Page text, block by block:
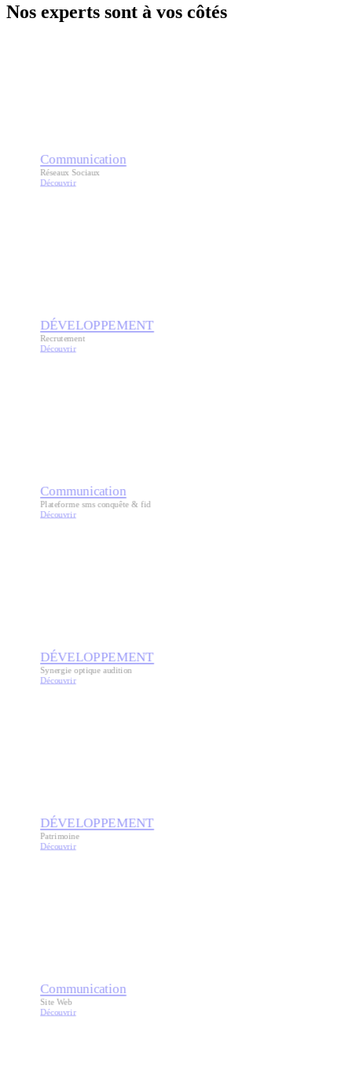
Nos experts sont à vos côtés
Communication
Réseaux Sociaux
Découvrir
DÉVELOPPEMENT
Recrutement
Découvrir
Communication
Plateforme sms conquête & fid
Découvrir
DÉVELOPPEMENT
Synergie optique audition
Découvrir
DÉVELOPPEMENT
Patrimoine
Découvrir
Communication
Site Web
Découvrir